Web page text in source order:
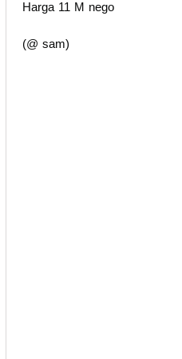
Harga 11 M nego
(@ sam)